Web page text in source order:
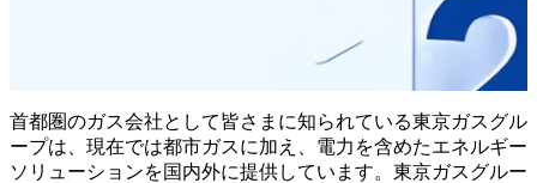
首都圏のガス会社として皆さまに知られている東京ガスグル
ープは、現在では都市ガスに加え、電力を含めたエネルギー
ソリューションを国内外に提供しています。東京ガスグルー